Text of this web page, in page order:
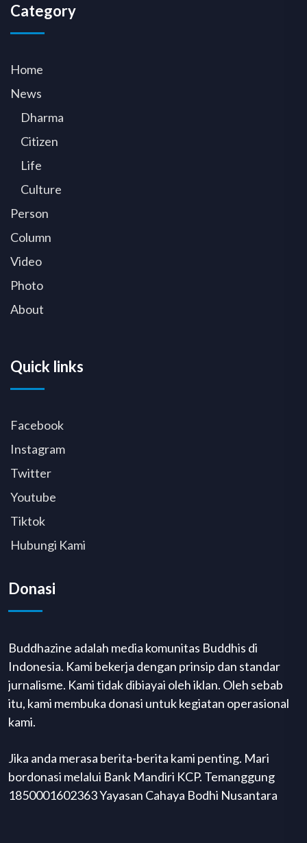
Category
Home
News
Dharma
Citizen
Life
Culture
Person
Column
Video
Photo
About
Quick links
Facebook
Instagram
Twitter
Youtube
Tiktok
Hubungi Kami
Donasi
Buddhazine adalah media komunitas Buddhis di
Indonesia. Kami bekerja dengan prinsip dan standar
jurnalisme. Kami tidak dibiayai oleh iklan. Oleh sebab
itu, kami membuka donasi untuk kegiatan operasional
kami.
Jika anda merasa berita-berita kami penting. Mari
bordonasi melalui Bank Mandiri KCP. Temanggung
1850001602363 Yayasan Cahaya Bodhi Nusantara